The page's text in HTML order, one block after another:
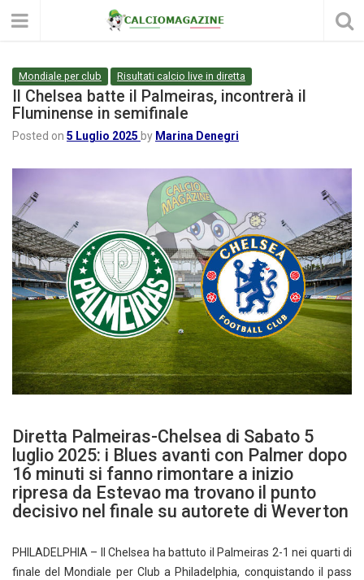
Mondiale per club Risultati calcio live in diretta
Il Chelsea batte il Palmeiras, incontrerà il
Fluminense in semifinale
Posted on 5 Luglio 2025 by Marina Denegri
Diretta Palmeiras-Chelsea di Sabato 5
luglio 2025: i Blues avanti con Palmer dopo
16 minuti si fanno rimontare a inizio
ripresa da Estevao ma trovano il punto
decisivo nel finale su autorete di Weverton
PHILADELPHIA – Il Chelsea ha battuto il Palmeiras 2-1 nei quarti di
finale del Mondiale per Club a Philadelphia, conquistando il pass